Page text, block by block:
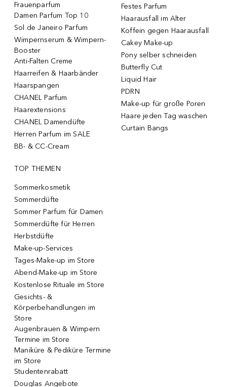
Frauenparfum
Damen Parfum Top 10
Sol de Janeiro Parfum
Wimpernserum & Wimpern-
Booster
Anti-Falten Creme
Haarreifen & Haarbänder
Haarspangen
CHANEL Parfum
Haarextensions
CHANEL Damendüfte
Herren Parfum im SALE
BB- & CC-Cream
Festes Parfum
Haarausfall im Alter
Koffein gegen Haarausfall
Cakey Make-up
Pony selber schneiden
Butterfly Cut
Liquid Hair
PDRN
Make-up für große Poren
Haare jeden Tag waschen
Curtain Bangs
TOP THEMEN
Sommerkosmetik
Sommerdüfte
Sommer Parfum für Damen
Sommerdüfte für Herren
Herbstdüfte
Make-up-Services
Tages-Make-up im Store
Abend-Make-up im Store
Kostenlose Rituale im Store
Gesichts- &
Körperbehandlungen im
Store
Augenbrauen & Wimpern
Termine im Store
Maniküre & Pediküre Termine
im Store
Studentenrabatt
Douglas Angebote